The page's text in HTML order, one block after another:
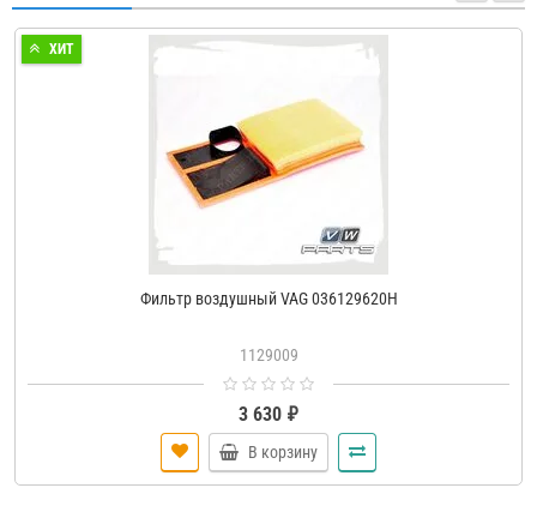
ХИТ
Фильтр воздушный VAG 036129620H
1129009
3 630 ₽
В корзину